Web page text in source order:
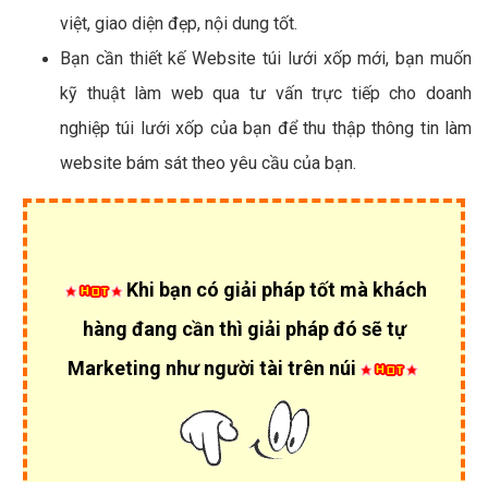
việt, giao diện đẹp, nội dung tốt.
Bạn cần thiết kế Website túi lưới xốp mới, bạn muốn
kỹ thuật làm web qua tư vấn trực tiếp cho doanh
nghiệp túi lưới xốp của bạn để thu thập thông tin làm
website bám sát theo yêu cầu của bạn.
Khi bạn có giải pháp tốt mà khách
hàng đang cần thì giải pháp đó sẽ tự
Marketing như người tài trên núi